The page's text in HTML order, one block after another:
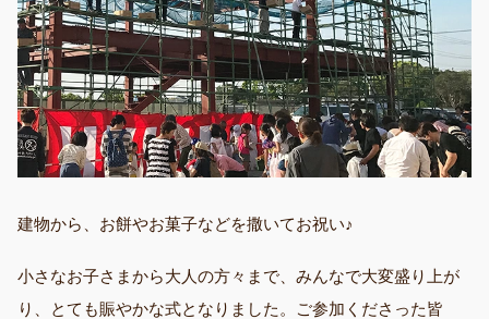
建物から、お餅やお菓子などを撒いてお祝い♪
小さなお子さまから大人の方々まで、みんなで大変盛り上が
り、とても賑やかな式となりました。ご参加くださった皆